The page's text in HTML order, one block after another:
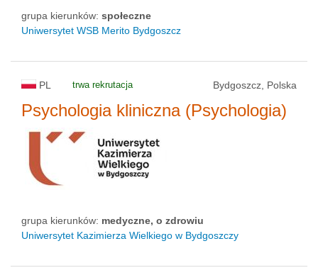
grupa kierunków: społeczne
Uniwersytet WSB Merito Bydgoszcz
PL trwa rekrutacja Bydgoszcz, Polska
Psychologia kliniczna (Psychologia)
grupa kierunków: medyczne, o zdrowiu
Uniwersytet Kazimierza Wielkiego w Bydgoszczy